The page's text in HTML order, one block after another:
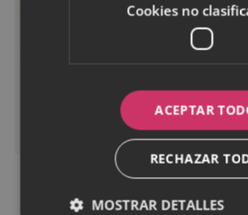
Cookies no
ACEPTAR
RECHAZAR
MOSTRAR DETALLES